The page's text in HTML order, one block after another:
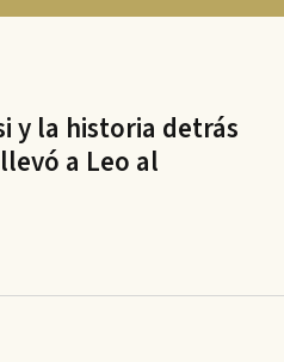
y la historia detrás
a Leo al